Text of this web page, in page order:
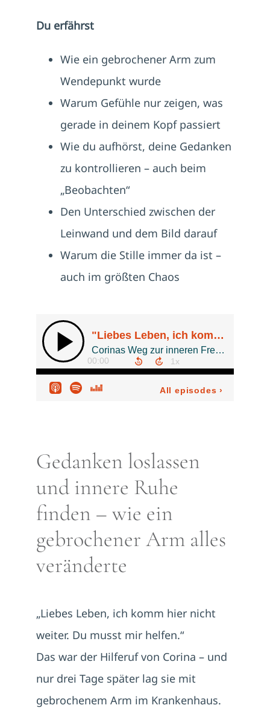
Du erfährst
Wie ein gebrochener Arm zum
Wendepunkt wurde
Warum Gefühle nur zeigen, was
gerade in deinem Kopf passiert
Wie du aufhörst, deine Gedanken
zu kontrollieren – auch beim
„Beobachten“
Den Unterschied zwischen der
Leinwand und dem Bild darauf
Warum die Stille immer da ist –
auch im größten Chaos
Gedanken loslassen
und innere Ruhe
finden – wie ein
gebrochener Arm alles
veränderte
„Liebes Leben, ich komm hier nicht
weiter. Du musst mir helfen.“
Das war der Hilferuf von Corina – und
nur drei Tage später lag sie mit
gebrochenem Arm im Krankenhaus.